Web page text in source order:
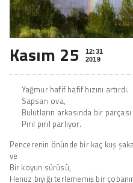
Kasım 25
12:31
2019
Yağmur hafif hafif hızını artırdı.
Sapsarı ova,
Bulutların arkasında bir
Pırıl pırıl parlıyor.
Pencerenin önünde bir kaç kuş
ve
Bir koyun sürüsü,
Henüz bıyığı terlememiş bir